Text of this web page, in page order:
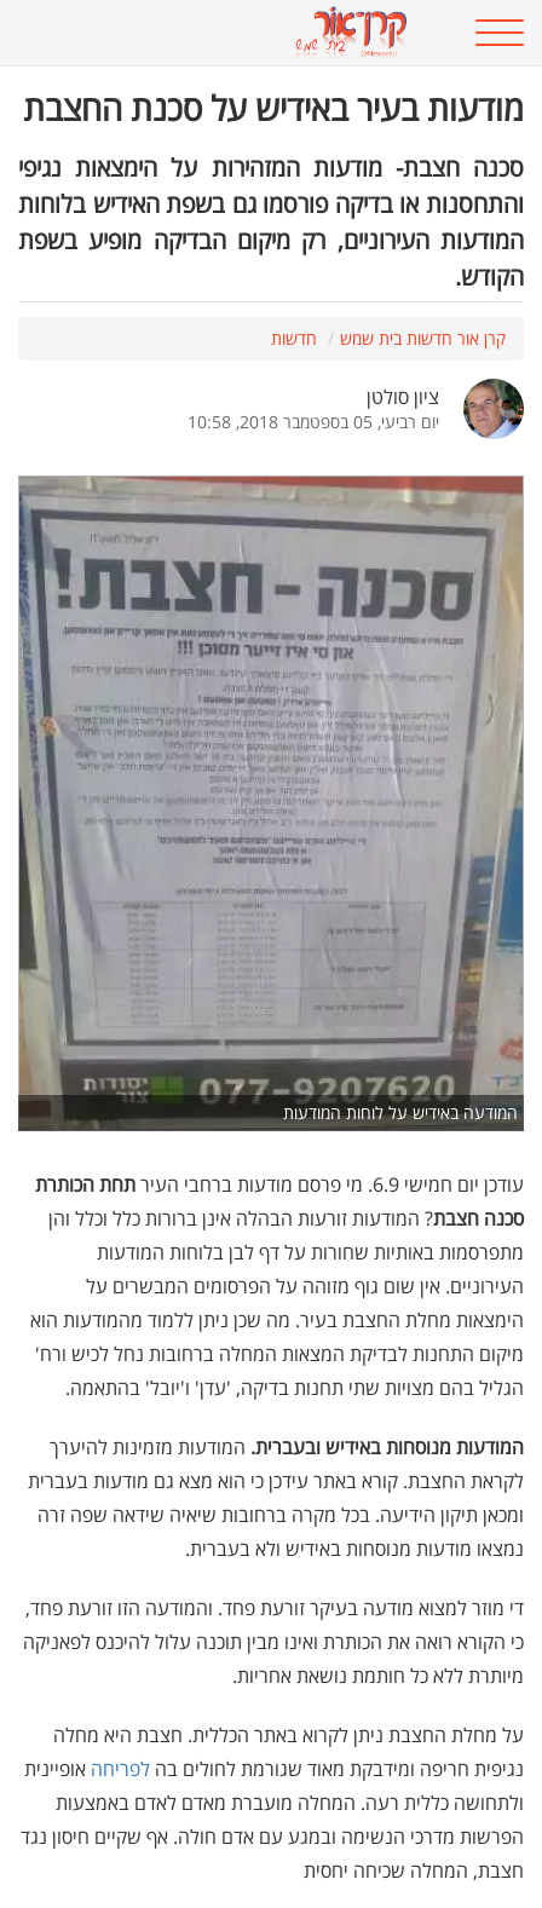
מודעות בעיר באידיש על סכנת החצבת
סכנה חצבת- מודעות המזהירות על הימצאות נגיפי
והתחסנות או בדיקה פורסמו גם בשפת האידיש בלוחות
המודעות העירוניים, רק מיקום הבדיקה מופיע בשפת
הקודש.
קרן אור חדשות בית שמש חדשות
ציון סולטן
יום רביעי, 05 בספטמבר 2018, 10:58
המודעה באידיש על לוחות המודעות
עודכן יום חמישי 6.9. מי פרסם מודעות ברחבי העיר
תחת הכותרת
סכנה חצבת? המודעות זורעות הבהלה אינן ברורות כלל וכלל והן
מתפרסמות באותיות שחורות על דף לבן בלוחות המודעות
העירוניים. אין שום גוף מזוהה על הפרסומים המבשרים על
הימצאות מחלת החצבת בעיר. מה שכן ניתן ללמוד מהמודעות הוא
מיקום התחנות לבדיקת המצאות המחלה ברחובות נחל לכיש ורח'
הגליל בהם מצויות שתי תחנות בדיקה, 'עדן' ו'יובל' בהתאמה.
המודעות מנוסחות באידיש ובעברית. המודעות מזמינות להיערך
לקראת החצבת. קורא באתר עידכן כי הוא מצא גם מודעות בעברית
ומכאן תיקון הידיעה. בכל מקרה ברחובות שיאיה שידאה שפה זרה
נמצאו מודעות מנוסחות באידיש ולא בעברית.
די מוזר למצוא מודעה בעיקר זורעת פחד. והמודעה הזו זורעת פחד,
כי הקורא רואה את הכותרת ואינו מבין תוכנה עלול להיכנס לפאניקה
מיותרת ללא כל חותמת נושאת אחריות.
על מחלת החצבת ניתן לקרוא באתר הכללית. חצבת היא מחלה
נגיפית חריפה ומידבקת מאוד שגורמת לחולים בה לפריחה אופיינית
ולתחושה כללית רעה. המחלה מועברת מאדם לאדם באמצעות
הפרשות מדרכי הנשימה ובמגע עם אדם חולה. אף שקיים חיסון נגד
חצבת, המחלה שכיחה יחסית